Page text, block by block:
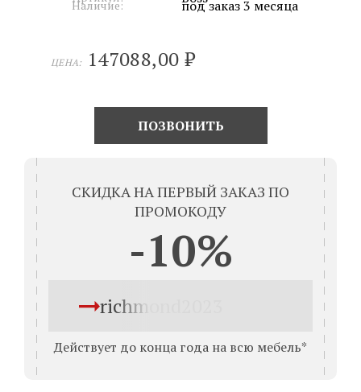
Наличие: под заказ 3 месяца
ЦЕНА: 147088,00 ₽
ПОЗВОНИТЬ
СКИДКА НА ПЕРВЫЙ ЗАКАЗ ПО
ПРОМОКОДУ
-10%
richmond2023
Действует до конца года на всю мебель*